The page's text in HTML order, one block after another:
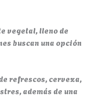
vegetal, lleno de
buscan una opción
refrescos, cerveza,
además de una